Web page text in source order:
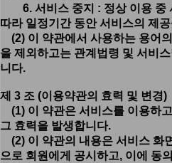
6. 서비스 중지 : 정상 이용 중
따라 일정기간 동안 서비스의 제
(2) 이 약관에서 사용하는 용어
을 제외하고는 관계법령 및 서비
니다.
제 3 조 (이용약관의 효력 및 변경)
(1) 이 약관은 서비스를 이용하
그 효력을 발생합니다.
(2) 이 약관의 내용은 서비스 화
으로 회원에게 공시하고, 이에 동